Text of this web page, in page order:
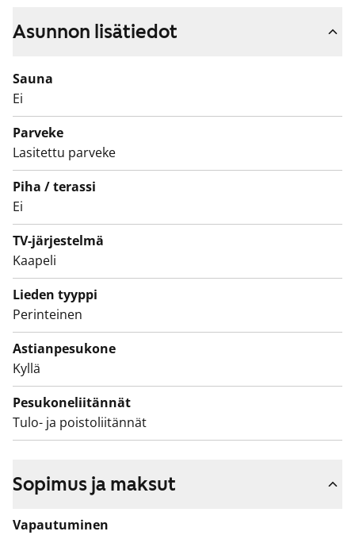
kaapistot ovat valkoiset.
Keittiön varustukseen kuuluu jääkaappipakastin,
lattiauuni ja liesi. Astianpesukone on mahdollista
asentaa. Kylpyhuoneesta löytyy liitännät ja tilavaraus
pyykinpesukoneelle. Olisiko tämä siisti kaksio uusi
vuokrakotisi?
Asuntojen parvekkeet ovat toistaiseksi käyttökiellossa
ja parvekkeille on suunnitteilla korjauksia. Käyttökiellon
ajalta maksetaan vuokrahyvitystä.
Asunnon lisätiedot
Sauna
Ei
Parveke
Lasitettu parveke
Piha / terassi
Ei
TV-järjestelmä
Kaapeli
Lieden tyyppi
Perinteinen
Astianpesukone
Kyllä
Pesukoneliitännät
Tulo- ja poistoliitännät
Sopimus ja maksut
Vapautuminen